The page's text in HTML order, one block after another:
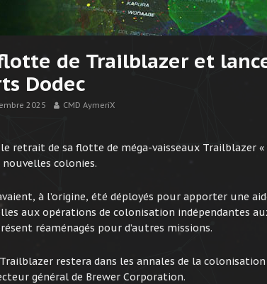
de Trailblazer et
Dodec
2025 CMD AymeriX
retrait de sa flotte de méga-vaisseaux Trailblazer «
colonies.
à l’origine, été déployés pour apporter une
aux opérations de colonisation indépendantes
réaménagés pour d’autres missions.
restera dans les annales de la
général de Brewer Corporation.